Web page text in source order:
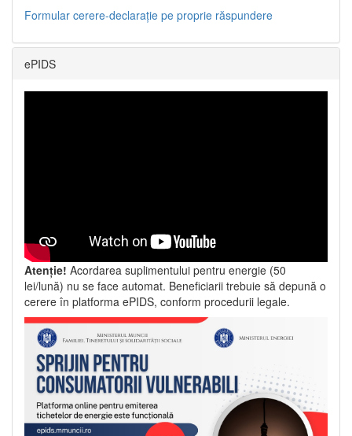
Formular cerere-declarație pe proprie răspundere
ePIDS
Atenție! Acordarea suplimentului pentru energie (50
lei/lună) nu se face automat. Beneficiarii trebuie să depună o
cerere în platforma ePIDS, conform procedurii legale.